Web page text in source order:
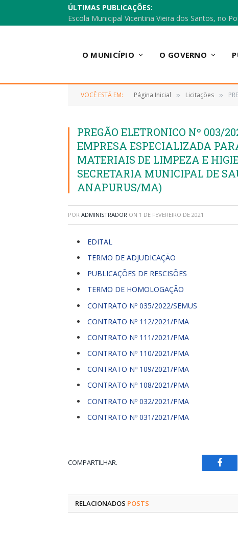
ÚLTIMAS PUBLICAÇÕES:
O MUNICÍPIO O GOVERNO
VOCÊ ESTÁ EM: Página Inicial » Licitações »
PREGÃO ELETRONICO Nº 003/
EMPRESA ESPECIALIZADA
MATERIAIS DE LIMPEZA E
SECRETARIA MUNICIPAL DE
ANAPURUS/MA)
POR ADMINISTRADOR ON 1 DE FEVEREIRO DE 2021
EDITAL
TERMO DE ADJUDICAÇÃO
PUBLICAÇÕES DE RESCISÕES
TERMO DE HOMOLOGAÇÃO
CONTRATO Nº 035/2022/SEMUS
CONTRATO Nº 112/2021/PMA
CONTRATO Nº 111/2021/PMA
CONTRATO Nº 110/2021/PMA
CONTRATO Nº 109/2021/PMA
CONTRATO Nº 108/2021/PMA
CONTRATO Nº 032/2021/PMA
CONTRATO Nº 031/2021/PMA
COMPARTILHAR.
RELACIONADOS POSTS